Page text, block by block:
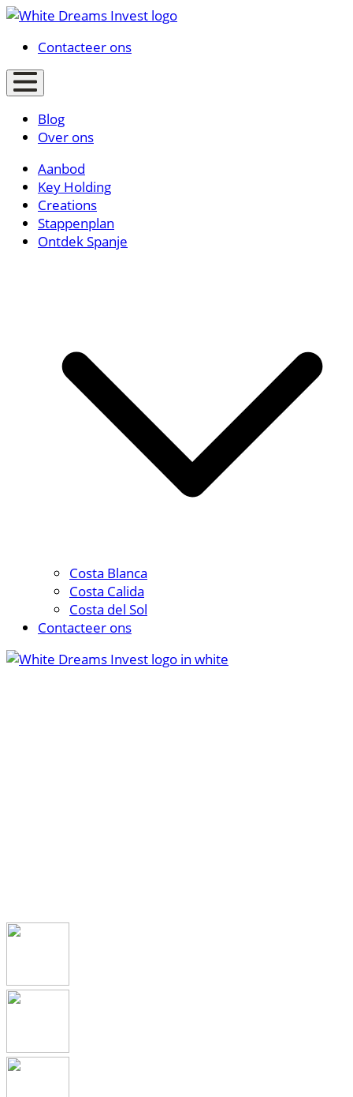
Contacteer ons
Blog
Over ons
Aanbod
Key Holding
Creations
Stappenplan
Ontdek Spanje
Costa Blanca
Costa Calida
Costa del Sol
Contacteer ons